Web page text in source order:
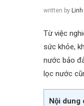
written by Linh
Từ việc
sức khỏe,
nước bảo
lọc nước
Nội dung